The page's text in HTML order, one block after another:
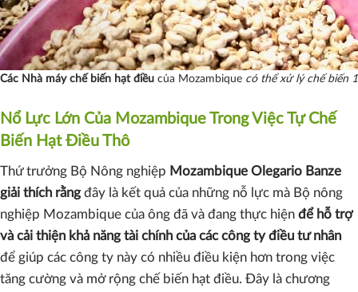
Các Nhà máy chế biến hạt điều của Mozambique có thể xử lý chế biến
Nổ Lực Lớn Của Mozambique Trong Việc Tự Chế
Biến Hạt Điều Thô
Thứ trưởng Bộ Nông nghiệp Mozambique Olegario Banze
giải thích rằngđây là kết quả của những nỗ lực mà Bộ nông
nghiệp Mozambique của ông đã và đang thực hiện để hỗ trợ
và cải thiện khả năng tài chính của các công ty điều tư nhân
để giúp các công ty này có nhiều điều kiện hơn trong việc
tăng cường và mở rộng chế biến hạt điều. Đây là chương